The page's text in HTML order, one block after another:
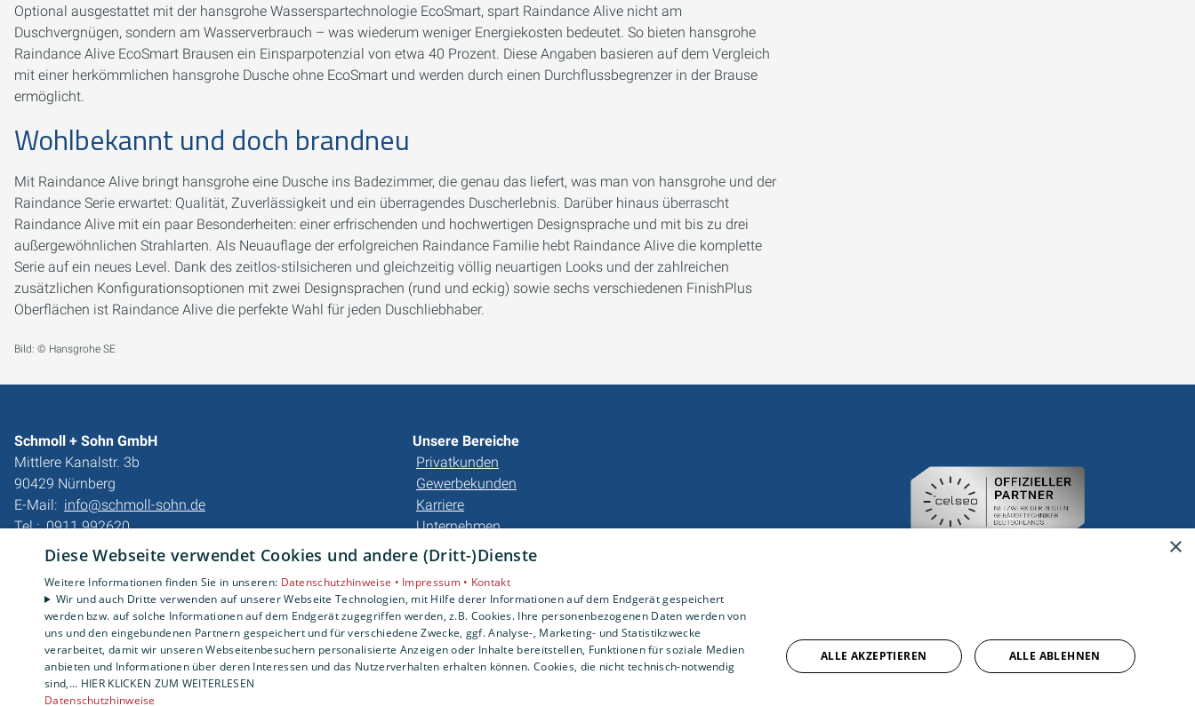
Optional ausgestattet mit der hansgrohe Wasserspartechnologie EcoSmart, spart Raindance Alive nicht am
Duschvergnügen, sondern am Wasserverbrauch – was wiederum weniger Energiekosten bedeutet. So bieten hansgrohe
Raindance Alive EcoSmart Brausen ein Einsparpotenzial von etwa 40 Prozent. Diese Angaben basieren auf dem Vergleich
mit einer herkömmlichen hansgrohe Dusche ohne EcoSmart und werden durch einen Durchflussbegrenzer in der Brause
ermöglicht.
Wohlbekannt und doch brandneu
Mit Raindance Alive bringt hansgrohe eine Dusche ins Badezimmer, die genau das liefert, was man von hansgrohe und der
Raindance Serie erwartet: Qualität, Zuverlässigkeit und ein überragendes Duscherlebnis. Darüber hinaus überrascht
Raindance Alive mit ein paar Besonderheiten: einer erfrischenden und hochwertigen Designsprache und mit bis zu drei
außergewöhnlichen Strahlarten. Als Neuauflage der erfolgreichen Raindance Familie hebt Raindance Alive die komplette
Serie auf ein neues Level. Dank des zeitlos-stilsicheren und gleichzeitig völlig neuartigen Looks und der zahlreichen
zusätzlichen Konfigurationsoptionen mit zwei Designsprachen (rund und eckig) sowie sechs verschiedenen FinishPlus
Oberflächen ist Raindance Alive die perfekte Wahl für jeden Duschliebhaber.
Bild: © Hansgrohe SE
Schmoll + Sohn GmbH
Mittlere Kanalstr. 3b
90429 Nürnberg
E-Mail: info@schmoll-sohn.de
Tel.: 0911 992620
Impressum
Datenschutzerklärung
AGB
Barrierefreiheitserklärung
Unsere Bereiche
Privatkunden
Gewerbekunden
Karriere
Unternehmen
Kontakt
×
Diese Webseite verwendet Cookies und andere (Dritt-)Dienste
Weitere Informationen finden Sie in unseren: Datenschutzhinweise • Impressum • Kontakt
Wir und auch Dritte verwenden auf unserer Webseite Technologien, mit Hilfe derer Informationen auf dem Endgerät gespeichert
werden bzw. auf solche Informationen auf dem Endgerät zugegriffen werden, z.B. Cookies. Ihre personenbezogenen Daten werden von
uns und den eingebundenen Partnern gespeichert und für verschiedene Zwecke, ggf. Analyse-, Marketing- und Statistikzwecke
verarbeitet, damit wir unseren Webseitenbesuchern personalisierte Anzeigen oder Inhalte bereitstellen, Funktionen für soziale Medien
anbieten und Informationen über deren Interessen und das Nutzerverhalten erhalten können. Cookies, die nicht technisch-notwendig
sind,... HIER KLICKEN ZUM WEITERLESEN
Datenschutzhinweise
ALLE AKZEPTIEREN ALLE ABLEHNEN